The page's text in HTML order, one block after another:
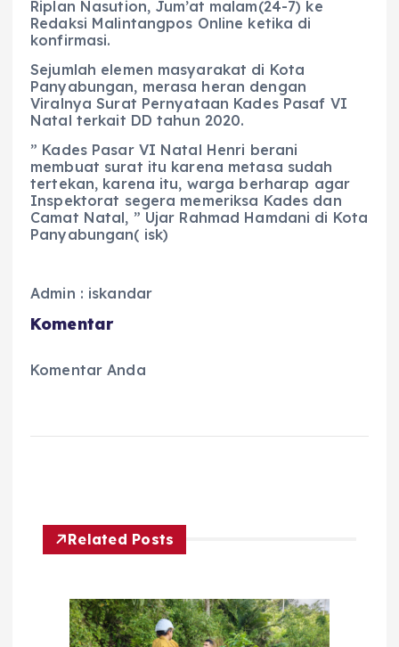
Riplan Nasution, Jum’at malam(24-7) ke
Redaksi Malintangpos Online ketika di
konfirmasi.
Sejumlah elemen masyarakat di Kota
Panyabungan, merasa heran dengan
Viralnya Surat Pernyataan Kades Pasaf VI
Natal terkait DD tahun 2020.
” Kades Pasar VI Natal Henri berani
membuat surat itu karena metasa sudah
tertekan, karena itu, warga berharap agar
Inspektorat segera memeriksa Kades dan
Camat Natal, ” Ujar Rahmad Hamdani di Kota
Panyabungan( isk)
Admin : iskandar
Komentar
Komentar Anda
Related Posts